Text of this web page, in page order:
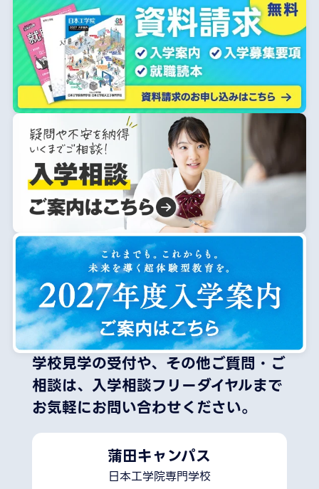
学校見学の受付や、その他ご質問・ご
相談は、 入学相談フリーダイヤルまで
お気軽にお問い合わせください。
蒲田キャンパス
日本工学院専門学校